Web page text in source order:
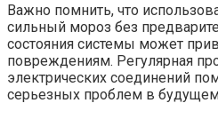
Важно помнить, что
сильный мороз без
состояния системы может
повреждениям. Регулярная
электрических соединений
серьезных проблем в